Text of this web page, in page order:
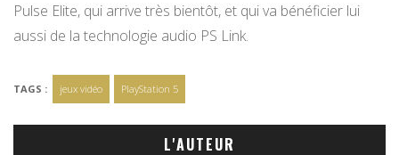
Pulse Elite, qui arrive très bientôt, et qui va bénéficier lui
aussi de la technologie audio PS Link.
TAGS : jeux vidéo PlayStation 5
L'AUTEUR